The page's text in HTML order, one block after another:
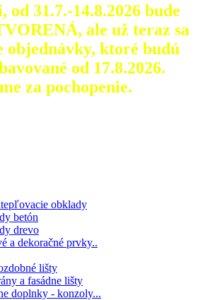
31.7.-14.8.2026 bude
ale už teraz sa
objednávky, ktoré budú
od 17.8.2026.
za pochopenie.
obklady
betón
drevo
a dekoračné prvky..
lišty
a fasádne lišty
doplnky - konzoly...